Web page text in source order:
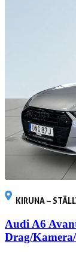
KIRUNA –
Audi A6
Drag/